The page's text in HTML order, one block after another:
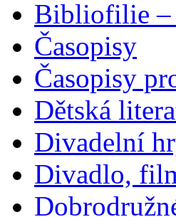
Bibliofilie –
Časopisy
Časopisy
Dětská
Divadelní
Divadlo,